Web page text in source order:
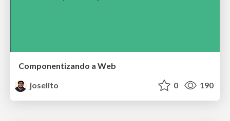
Componentizando a Web
joselito
0 190